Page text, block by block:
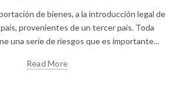
de bienes, a la introducción legal de
provenientes de un tercer país. Toda
una serie de riesgos que es importante...
Read More